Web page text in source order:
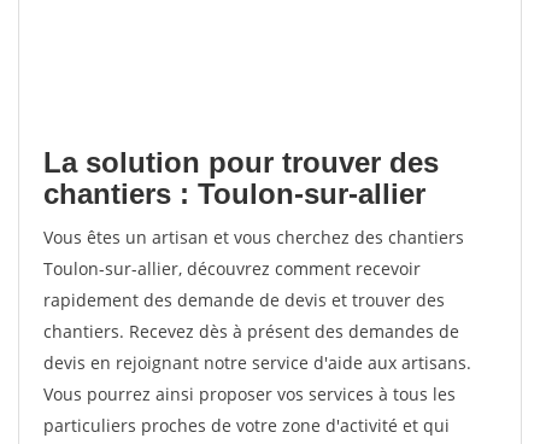
La solution pour trouver des
chantiers : Toulon-sur-allier
Vous êtes un artisan et vous cherchez des chantiers
Toulon-sur-allier, découvrez comment recevoir
rapidement des demande de devis et trouver des
chantiers. Recevez dès à présent des demandes de
devis en rejoignant notre service d'aide aux artisans.
Vous pourrez ainsi proposer vos services à tous les
particuliers proches de votre zone d'activité et qui